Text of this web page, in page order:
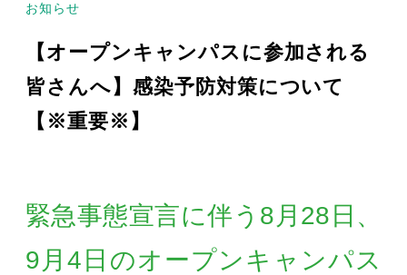
お知らせ
【オープンキャンパスに参加される
皆さんへ】感染予防対策について
【※重要※】
緊急事態宣言に伴う8月28日、
9月4日のオープンキャンパス